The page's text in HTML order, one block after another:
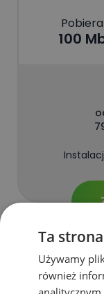
100
Ta
Używamy
również